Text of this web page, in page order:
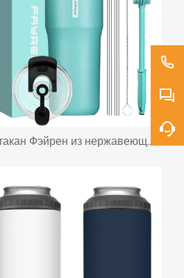
Стакан Фэйрен из нержавеющей стали с цветными блоками, изолированная чашка с крышкой и соломинкой, дорожная кофейная кружка с двойными стенками